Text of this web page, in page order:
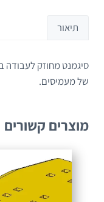
תיאור
תיאור
סיגמנט מחוזק
של מעמיסים.
מוצרים קשורים